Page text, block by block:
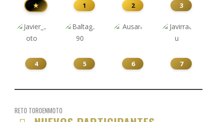
★ 1 2 3
4 5 6 7
RETO TOROENMOTO